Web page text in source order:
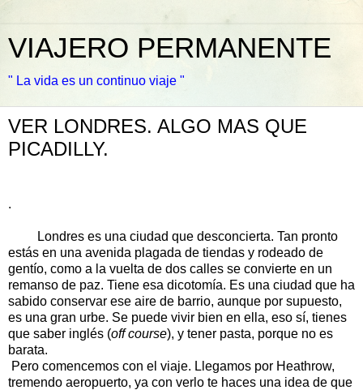
VIAJERO PERMANENTE
" La vida es un continuo viaje "
VER LONDRES. ALGO MAS QUE
PICADILLY.
.
Londres es una ciudad que desconcierta. Tan pronto
estás en una avenida plagada de tiendas y rodeado de
gentío, como a la vuelta de dos calles se convierte en un
remanso de paz. Tiene esa dicotomía. Es una ciudad que ha
sabido conservar ese aire de barrio, aunque por supuesto,
es una gran urbe. Se puede vivir bien en ella, eso sí, tienes
que saber inglés (off course), y tener pasta, porque no es
barata.
Pero comencemos con el viaje. Llegamos por Heathrow,
tremendo aeropuerto, ya con verlo te haces una idea de que